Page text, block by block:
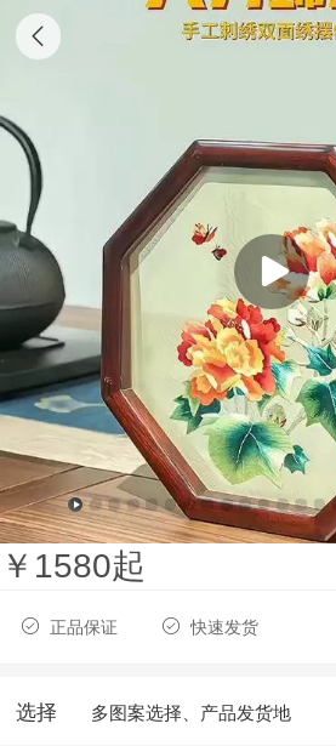
伊飞湘绣纯手工刺绣八方锦
马 玉兰千里江山 仿古山水
件湖南特色商务礼品 s1502
￥1580起
正品保证 快速发货
选择 多图案选择、产品发货地